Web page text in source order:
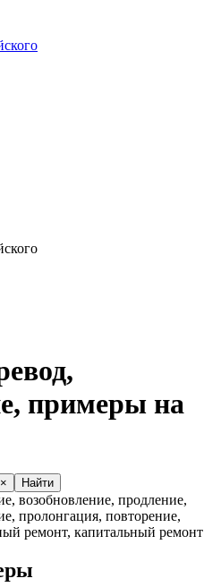
примеры на
× Найти
возобновление, продление,
пролонгация, повторение,
ремонт, капитальный ремонт